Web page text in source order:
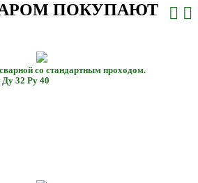
ПОКУПАЮТ
со стандартным проходом.
32 Ру 40